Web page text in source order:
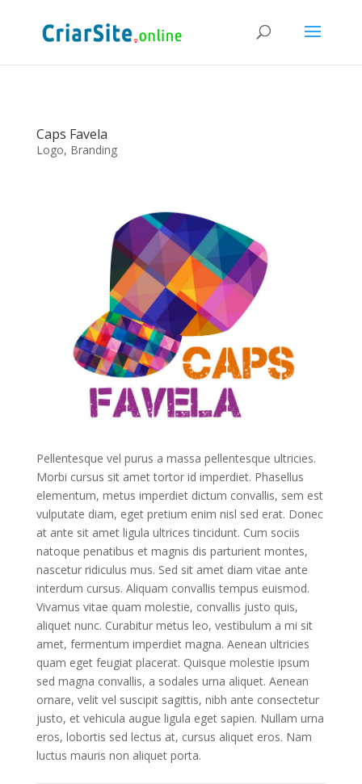
Caps Favela
Logo, Branding
Pellentesque vel purus a massa pellentesque ultricies.
Morbi cursus sit amet tortor id imperdiet. Phasellus
elementum, metus imperdiet dictum convallis, sem est
vulputate diam, eget pretium enim nisl sed erat. Donec
at ante sit amet ligula ultrices tincidunt. Cum sociis
natoque penatibus et magnis dis parturient montes,
nascetur ridiculus mus. Sed sit amet diam vitae ante
interdum cursus. Aliquam convallis tempus euismod.
Vivamus vitae quam molestie, convallis justo quis,
aliquet nunc. Curabitur metus leo, vestibulum a mi sit
amet, fermentum imperdiet magna. Aenean ultricies
quam eget feugiat placerat. Quisque molestie ipsum
sed magna convallis, a sodales urna aliquet. Aenean
ornare, velit vel suscipit sagittis, nibh ante consectetur
justo, et vehicula augue ligula eget sapien. Nullam urna
eros, lobortis sed lectus at, cursus aliquet eros. Nam
luctus mauris non aliquet porta.